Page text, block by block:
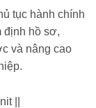
tục hành chính
định hồ sơ,
và nâng cao
||